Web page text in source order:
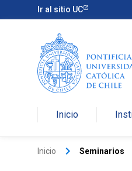
Ir al sitio UC
Inicio
Inicio keyboard_arrow_right Seminarios